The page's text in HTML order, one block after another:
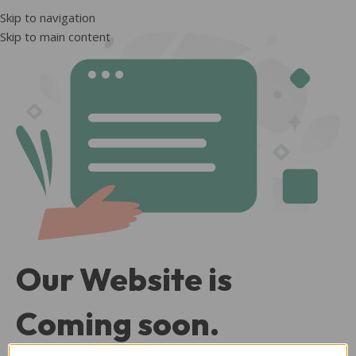
Skip to navigation
Skip to main content
Our Website is
Coming soon.